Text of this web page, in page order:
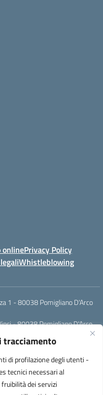
di profilazione degli utenti -
tecnici necessari al
dei servizi
onlinePrivacy Policy
Whistleblowing
1 - 80038 Pomigliano D'Arco
- 80038 Pomigliano D'Arco
D'Arco (NA)
- Pec: